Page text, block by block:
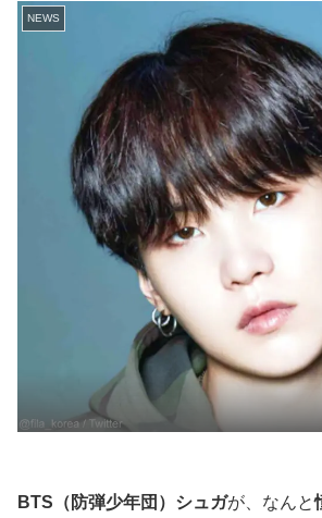
NEWS
BTS（防弾少年団）シュガが、なんと